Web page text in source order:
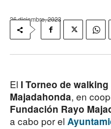
26 diciembre, 2023
El I Torneo de
Majadahonda, en
Fundación Rayo
a cabo por el